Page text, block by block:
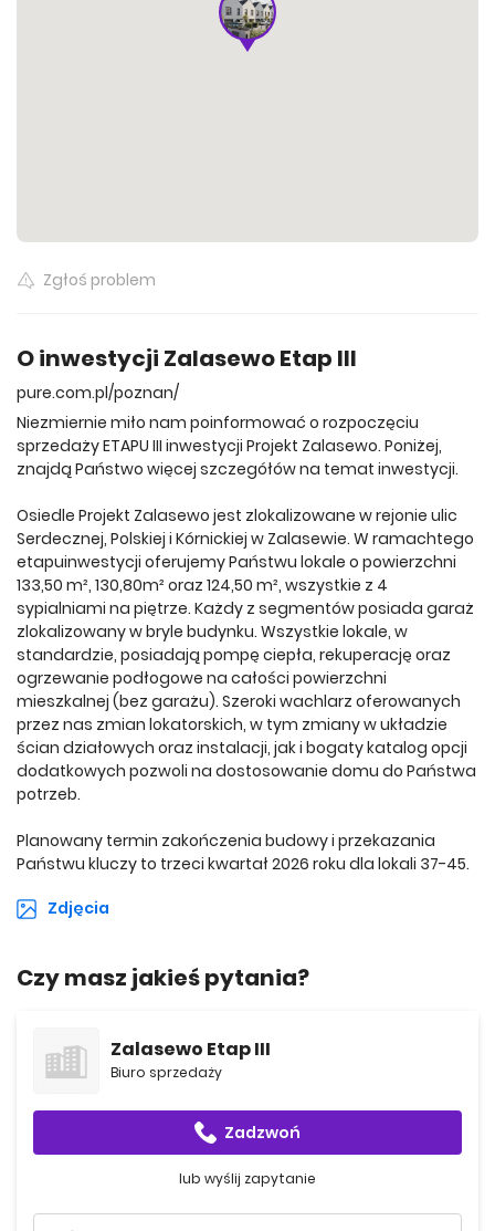
Zgłoś problem
O inwestycji Zalasewo Etap III
pure.com.pl/poznan/
Niezmiernie miło nam poinformować o rozpoczęciu
sprzedaży ETAPU III inwestycji Projekt Zalasewo. Poniżej,
znajdą Państwo więcej szczegółów na temat inwestycji.
Osiedle Projekt Zalasewo jest zlokalizowane w rejonie ulic
Serdecznej, Polskiej i Kórnickiej w Zalasewie. W ramachtego
etapuinwestycji oferujemy Państwu lokale o powierzchni
133,50 m², 130,80m² oraz 124,50 m², wszystkie z 4
sypialniami na piętrze. Każdy z segmentów posiada garaż
zlokalizowany w bryle budynku. Wszystkie lokale, w
standardzie, posiadają pompę ciepła, rekuperację oraz
ogrzewanie podłogowe na całości powierzchni
mieszkalnej (bez garażu). Szeroki wachlarz oferowanych
przez nas zmian lokatorskich, w tym zmiany w układzie
ścian działowych oraz instalacji, jak i bogaty katalog opcji
dodatkowych pozwoli na dostosowanie domu do Państwa
potrzeb.
Planowany termin zakończenia budowy i przekazania
Państwu kluczy to trzeci kwartał 2026 roku dla lokali 37-45.
Zdjęcia
Czy masz jakieś pytania?
Zalasewo Etap III
Biuro sprzedaży
Zadzwoń
lub wyślij zapytanie